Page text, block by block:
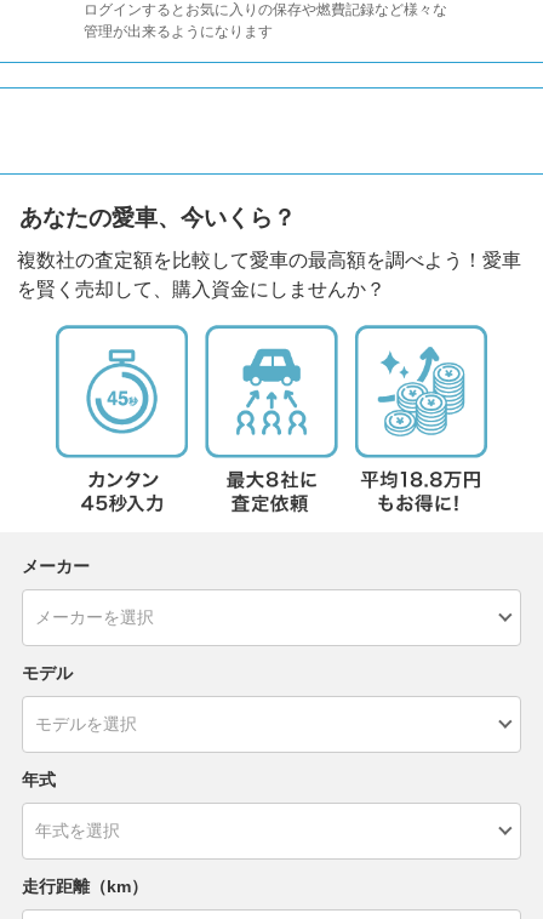
ログインするとお気に入りの保存や燃費記録など様々な
管理が出来るようになります
あなたの愛車、今いくら？
複数社の査定額を比較して愛車の最高額を調べよう！愛車
を賢く売却して、購入資金にしませんか？
メーカー
モデル
年式
走行距離（km）